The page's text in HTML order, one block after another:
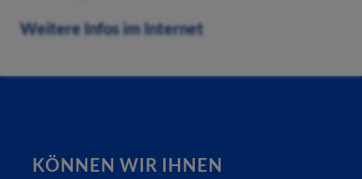
Weitere Infos im Internet
KÖNNEN WIR IHNEN